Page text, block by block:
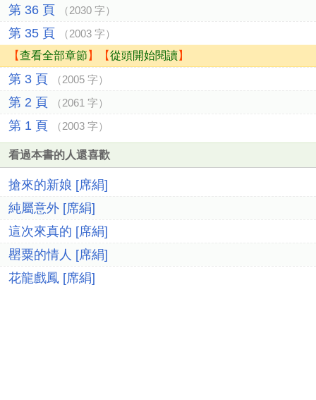
第 36 頁 （2030 字）
第 35 頁 （2003 字）
【查看全部章節 】【從頭開始閱讀】
第 3 頁 （2005 字）
第 2 頁 （2061 字）
第 1 頁 （2003 字）
看過本書的人還喜歡
搶來的新娘 [席絹]
純屬意外 [席絹]
這次來真的 [席絹]
罌粟的情人 [席絹]
花龍戲鳳 [席絹]